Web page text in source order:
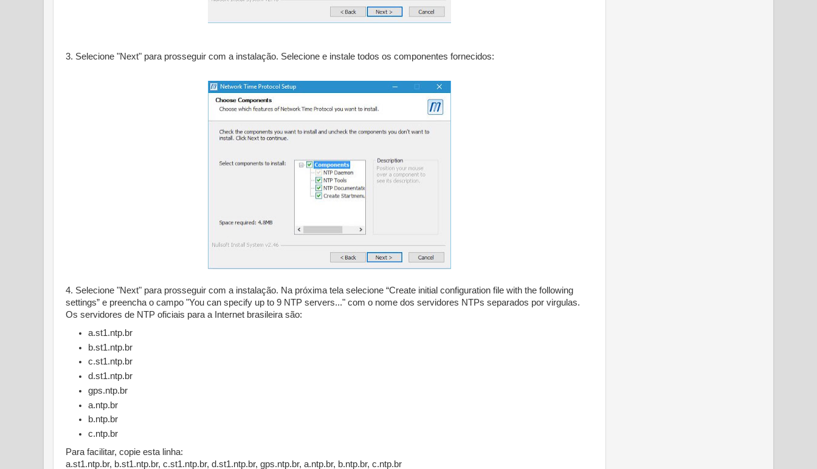
3. Selecione "Next" para prosseguir com a instalação. Selecione e instale todos os componentes fornecidos:
4. Selecione "Next" para prosseguir com a instalação. Na próxima tela selecione “Create initial configuration file with the following
settings” e preencha o campo "You can specify up to 9 NTP servers..." com o nome dos servidores NTPs separados por virgulas.
Os servidores de NTP oficiais para a Internet brasileira são:
a.st1.ntp.br
b.st1.ntp.br
c.st1.ntp.br
d.st1.ntp.br
gps.ntp.br
a.ntp.br
b.ntp.br
c.ntp.br
Para facilitar, copie esta linha:
a.st1.ntp.br, b.st1.ntp.br, c.st1.ntp.br, d.st1.ntp.br, gps.ntp.br, a.ntp.br, b.ntp.br, c.ntp.br